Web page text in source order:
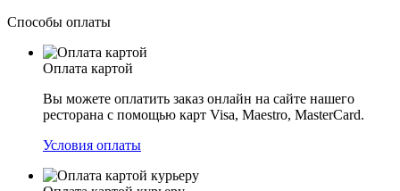
Способы оплаты
Оплата картой
Вы можете оплатить заказ онлайн на сайте нашего
ресторана с помощью карт Visa, Maestro, MasterCard.
Условия оплаты